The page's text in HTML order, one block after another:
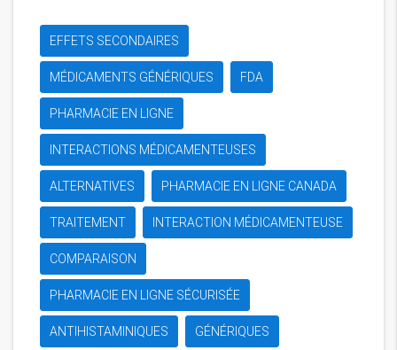
EFFETS SECONDAIRES
MÉDICAMENTS GÉNÉRIQUES FDA
PHARMACIE EN LIGNE
INTERACTIONS MÉDICAMENTEUSES
ALTERNATIVES PHARMACIE EN LIGNE CANADA
TRAITEMENT INTERACTION MÉDICAMENTEUSE
COMPARAISON
PHARMACIE EN LIGNE SÉCURISÉE
ANTIHISTAMINIQUES GÉNÉRIQUES